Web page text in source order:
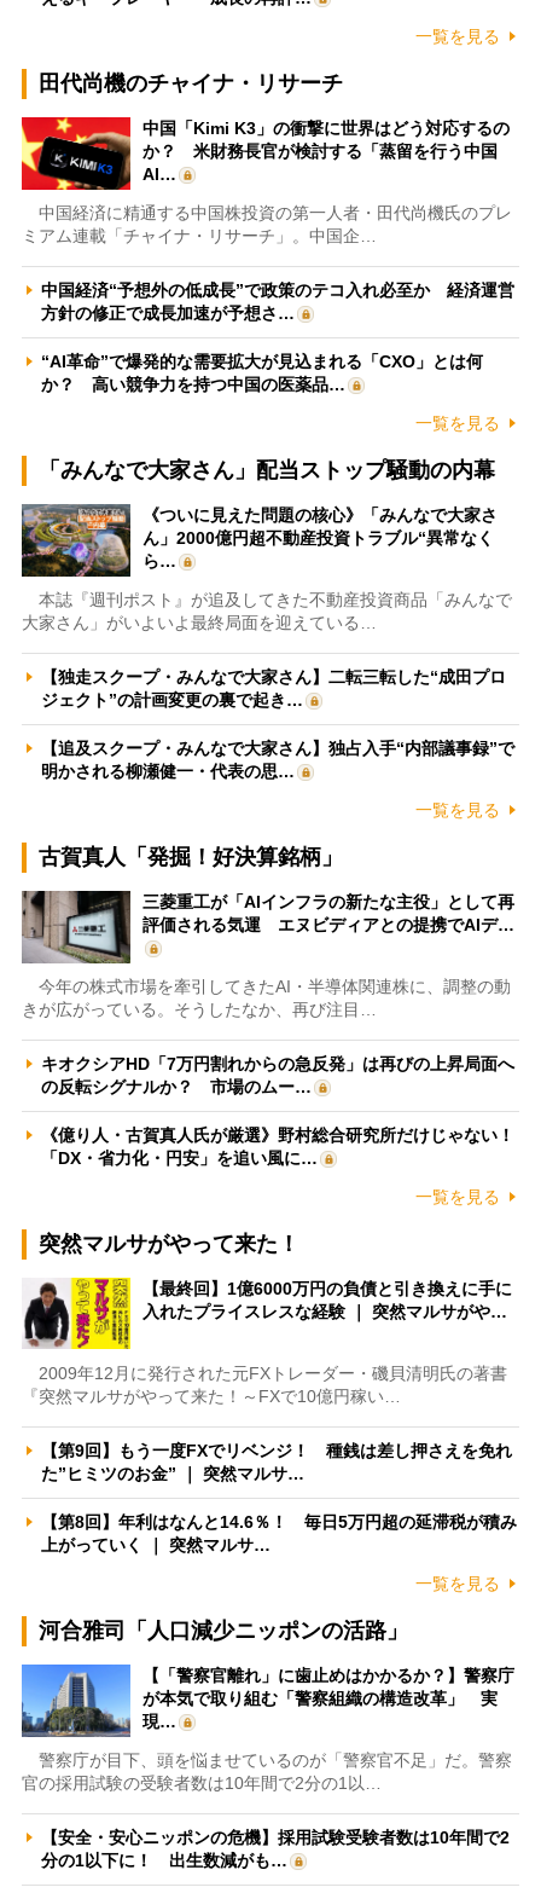
一覧を見る
田代尚機のチャイナ・リサーチ
中国「Kimi K3」の衝撃に世界はどう対応するの
か？ 米財務長官が検討する「蒸留を行う中国
AI…
中国経済に精通する中国株投資の第一人者・田代尚機氏のプレ
ミアム連載「チャイナ・リサーチ」。中国企…
中国経済“予想外の低成長”で政策のテコ入れ必至か 経済運営
方針の修正で成長加速が予想さ…
“AI革命”で爆発的な需要拡大が見込まれる「CXO」とは何
か？ 高い競争力を持つ中国の医薬品…
一覧を見る
「みんなで大家さん」配当ストップ騒動の内幕
《ついに見えた問題の核心》「みんなで大家さ
ん」2000億円超不動産投資トラブル“異常なく
ら…
本誌『週刊ポスト』が追及してきた不動産投資商品「みんなで
大家さん」がいよいよ最終局面を迎えている…
【独走スクープ・みんなで大家さん】二転三転した“成田プロ
ジェクト”の計画変更の裏で起き…
【追及スクープ・みんなで大家さん】独占入手“内部議事録”で
明かされる柳瀬健一・代表の思…
一覧を見る
古賀真人「発掘！好決算銘柄」
三菱重工が「AIインフラの新たな主役」として再
評価される気運 エヌビディアとの提携でAIデ…
今年の株式市場を牽引してきたAI・半導体関連株に、調整の動
きが広がっている。そうしたなか、再び注目…
キオクシアHD「7万円割れからの急反発」は再びの上昇局面へ
の反転シグナルか？ 市場のムー…
《億り人・古賀真人氏が厳選》野村総合研究所だけじゃない！
「DX・省力化・円安」を追い風に…
一覧を見る
突然マルサがやって来た！
【最終回】1億6000万円の負債と引き換えに手に
入れたプライスレスな経験 ｜ 突然マルサがや…
2009年12月に発行された元FXトレーダー・磯貝清明氏の著書
『突然マルサがやって来た！～FXで10億円稼い…
【第9回】もう一度FXでリベンジ！ 種銭は差し押さえを免れ
た”ヒミツのお金” ｜ 突然マルサ…
【第8回】年利はなんと14.6％！ 毎日5万円超の延滞税が積み
上がっていく ｜ 突然マルサ…
一覧を見る
河合雅司「人口減少ニッポンの活路」
【「警察官離れ」に歯止めはかかるか？】警察庁
が本気で取り組む「警察組織の構造改革」 実
現…
警察庁が目下、頭を悩ませているのが「警察官不足」だ。警察
官の採用試験の受験者数は10年間で2分の1以…
【安全・安心ニッポンの危機】採用試験受験者数は10年間で2
分の1以下に！ 出生数減がも…